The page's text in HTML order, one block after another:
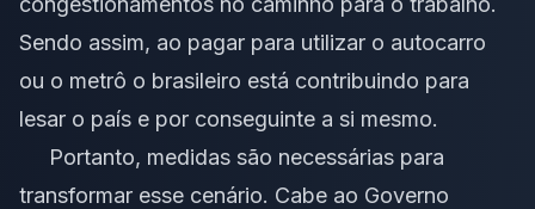
Sendo assim, ao pagar para utilizar o autocarro
ou o metrô o brasileiro está contribuindo para
lesar o país e por conseguinte a si mesmo.
Portanto, medidas são necessárias para
transformar esse cenário. Cabe ao Governo